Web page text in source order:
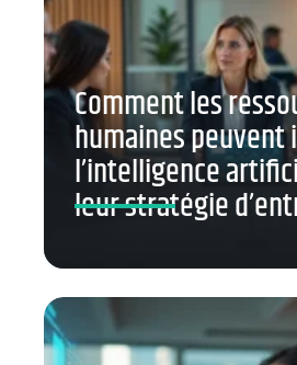
Comment les
humaines peuvent
l’intelligence
leur stratégie